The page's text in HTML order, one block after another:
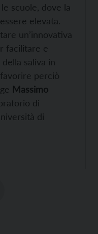
scuole, dove la
elevata.
un’innovativa
facilitare e
saliva in
perciò
Massimo
di
di